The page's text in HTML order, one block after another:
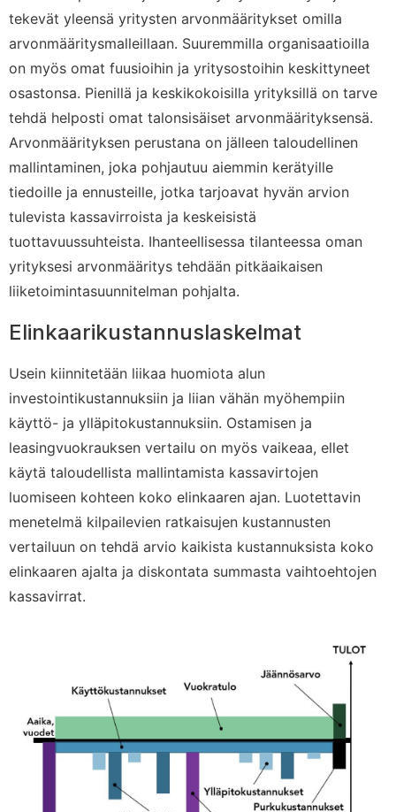
tekevät yleensä yritysten arvonmääritykset omilla
arvonmääritysmalleillaan. Suuremmilla organisaatioilla
on myös omat fuusioihin ja yritysostoihin keskittyneet
osastonsa. Pienillä ja keskikokoisilla yrityksillä on tarve
tehdä helposti omat talonsisäiset arvonmäärityksensä.
Arvonmäärityksen perustana on jälleen taloudellinen
mallintaminen, joka pohjautuu aiemmin kerätyille
tiedoille ja ennusteille, jotka tarjoavat hyvän arvion
tulevista kassavirroista ja keskeisistä
tuottavuussuhteista. Ihanteellisessa tilanteessa oman
yrityksesi arvonmääritys tehdään pitkäaikaisen
liiketoimintasuunnitelman pohjalta.
Elinkaarikustannuslaskelmat
Usein kiinnitetään liikaa huomiota alun
investointikustannuksiin ja liian vähän myöhempiin
käyttö- ja ylläpitokustannuksiin. Ostamisen ja
leasingvuokrauksen vertailu on myös vaikeaa, ellet
käytä taloudellista mallintamista kassavirtojen
luomiseen kohteen koko elinkaaren ajan. Luotettavin
menetelmä kilpailevien ratkaisujen kustannusten
vertailuun on tehdä arvio kaikista kustannuksista koko
elinkaaren ajalta ja diskontata summasta vaihtoehtojen
kassavirrat.